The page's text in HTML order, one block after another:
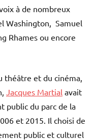
à de nombreux
Washington, Samuel
Rhames ou encore
théâtre et du cinéma,
Jacques Martial avait
public du parc de la
et 2015. Il choisi de
public et culturel